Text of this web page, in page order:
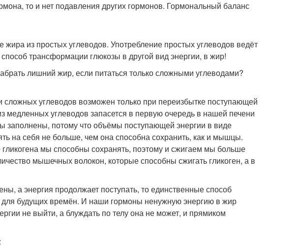
то и нет подавления других гормонов. Гормональный баланс
из простых углеводов. Употребление простых углеводов ведёт
трансформации глюкозы в другой вид энергии, в жир!
лишний жир, если питаться только сложными углеводами?
углеводов возможен только при переизбытке поступающей
медленных углеводов запасется в первую очередь в нашей печени
заполнены, потому что объёмы поступающей энергии в виде
на себя не больше, чем она способна сохранить, как и мышцы.
мы способны сохранять, поэтому и сжигаем мы больше
мышечных волокон, которые способны сжигать гликоген, а в
а энергия продолжает поступать, то единственные способ
для будущих времён. И наши гормоны ненужную энергию в жир
не выйти, а блуждать по телу она не может, и прямиком